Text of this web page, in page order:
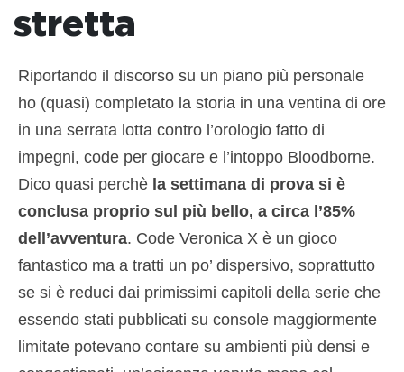
stretta
Riportando il discorso su un piano più personale
ho (quasi) completato la storia in una ventina di ore
in una serrata lotta contro l’orologio fatto di
impegni, code per giocare e l’intoppo Bloodborne.
Dico quasi perchè la settimana di prova si è
conclusa proprio sul più bello, a circa l’85%
dell’avventura. Code Veronica X è un gioco
fantastico ma a tratti un po’ dispersivo, soprattutto
se si è reduci dai primissimi capitoli della serie che
essendo stati pubblicati su console maggiormente
limitate potevano contare su ambienti più densi e